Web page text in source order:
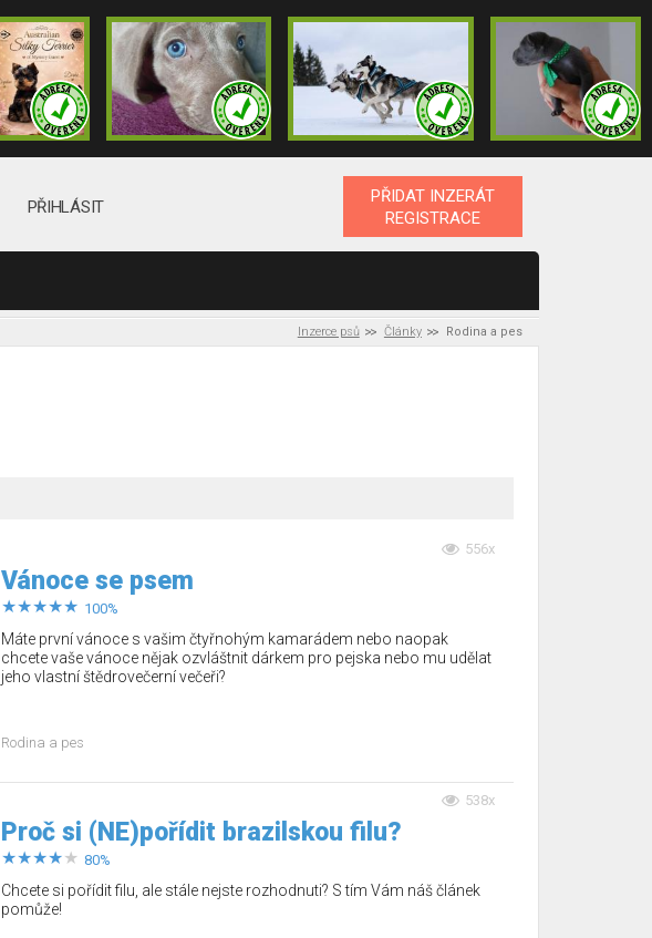
PŘIHLÁSIT
PŘIDAT INZERÁT
REGISTRACE
Inzerce psů Články Rodina a pes
556x
Vánoce se psem
100%
Máte první vánoce s vašim čtyřnohým kamarádem nebo naopak
chcete vaše vánoce nějak ozvláštnit dárkem pro pejska nebo mu udělat
jeho vlastní štědrovečerní večeři?
Rodina a pes
538x
Proč si (NE)pořídit brazilskou filu?
80%
Chcete si pořídit filu, ale stále nejste rozhodnuti? S tím Vám náš článek
pomůže!